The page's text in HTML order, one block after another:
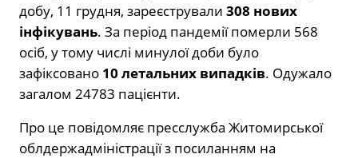
добу, 11 грудня, зареєстрували 308 нових
інфікувань. За період пандемії померли 568
осіб, у тому числі минулої доби було
зафіксовано 10 летальних випадків. Одужало
загалом 24783 пацієнти.
Про це повідомляє пресслужба Житомирської
облдержадміністрації з посиланням на